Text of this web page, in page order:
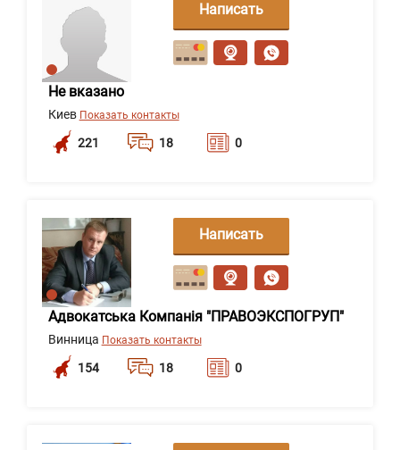
Не вказано
Киев Показать контакты
221 18 0
Написать
сообщение
Адвокатська Компанія "ПРАВОЭКСПОГРУП"
Винница Показать контакты
154 18 0
Написать
сообщение